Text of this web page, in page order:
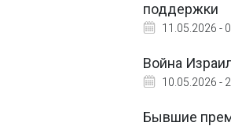
поддержки
11.05.2026 -
Война
10.05.2026 -
Бывшие